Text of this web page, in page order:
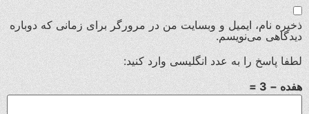
ذخیره نام، ایمیل و وبسایت من در مرورگر برای زمانی که دوباره
دیدگاهی می‌نویسم.
لطفا پاسخ را به عدد انگلیسی وارد کنید:
هفده − 3 =